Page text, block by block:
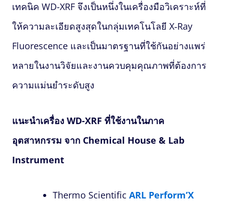
เทคนิค WD-XRF จึงเป็นหนึ่งในเครื่องมือวิเคราะห์ที่
ให้ความละเอียดสูงสุดในกลุ่มเทคโนโลยี X‑Ray
Fluorescence และเป็นมาตรฐานที่ใช้กันอย่างแพร่
หลายในงานวิจัยและงานควบคุมคุณภาพที่ต้องการ
ความแม่นยำระดับสูง
แนะนำเครื่อง WD-XRF ที่ใช้งานในภาค
อุตสาหกรรม จาก Chemical House & Lab
Instrument
Thermo Scientific ARL Perform’X